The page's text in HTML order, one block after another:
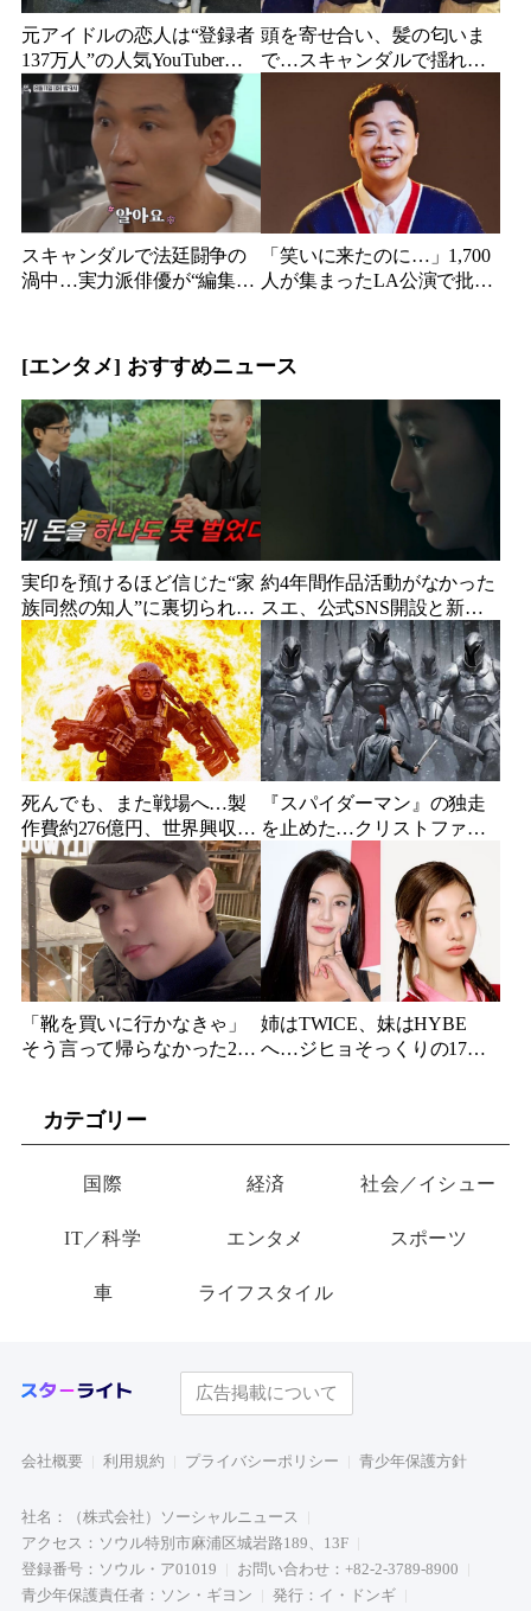
元アイドルの恋人は“登録者
137万人”の人気YouTuberだ
った…同日投稿で明らかに
なった2人の関係
頭を寄せ合い、髪の匂いま
で…スキャンダルで揺れた
人気俳優、ベトナム女性歌
手との親密動画が公開
スキャンダルで法廷闘争の
渦中…実力派俳優が“編集な
「笑いに来たのに…」1,700
人が集まったLA公演で批判
[エンタメ] おすすめニュース
実印を預けるほど信じた“家
族同然の知人”に裏切られ
た…収益9対1、10年間の奴
隷契約で人生が一変
約4年間作品活動がなかった
スエ、公式SNS開設と新ビ
ジュアル公開で復帰説が急
浮上
死んでも、また戦場へ…製
作費約276億円、世界興収
584億円のSF大作『オール・
ユー・ニード・イズ・キ
ル』がついに配信
『スパイダーマン』の独走
を止めた…クリストファ
ー・ノーラン史上最大、390
億円の超大作がついに韓国
上陸
「靴を買いに行かなきゃ」
そう言って帰らなかった24
り物”
姉はTWICE、妹はHYBE
へ…ジヒョそっくりの17歳
カテゴリー
国際 経済 社会／イシュー
IT／科学 エンタメ スポーツ
車 ライフスタイル
広告掲載について
会社概要 利用規約 プライバシーポリシー 青少年保護方針
社名：（株式会社）ソーシャルニュース
アクセス：ソウル特別市麻浦区城岩路189、13F
登録番号：ソウル・ア01019
お問い合わせ：+82-2-3789-8900
青少年保護責任者：ソン・ギヨン
発行：イ・ドンギ